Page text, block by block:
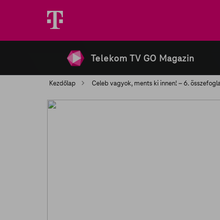
Telekom TV GO Magazin
Kezdőlap Celeb vagyok, ments ki innen! – 6.